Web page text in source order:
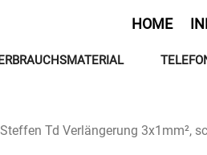
HOME
Td Verlängerung 3x1mm²,